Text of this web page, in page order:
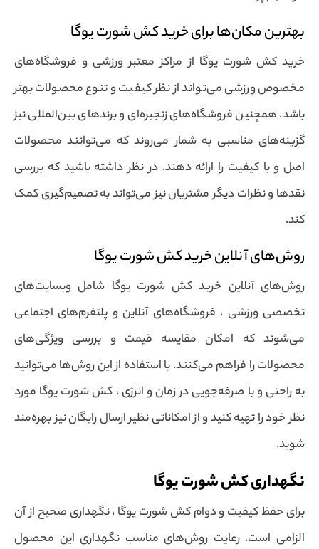
بهترین مکان‌ها برای خرید کش شورت یوگا
خرید کش شورت یوگا از مراکز معتبر ورزشی و فروشگاه‌های
مخصوص ورزشی می‌تواند از نظر کیفیت و تنوع محصولات بهتر
باشد. همچنین فروشگاه‌های زنجیره‌ای و برندهای بین‌المللی نیز
گزینه‌های مناسبی به شمار می‌روند که می‌توانند محصولات
اصل و با کیفیت را ارائه دهند. در نظر داشته باشید که بررسی
نقدها و نظرات دیگر مشتریان نیز می‌تواند به تصمیم‌گیری کمک
کند.
روش‌های آنلاین خرید کش شورت یوگا
روش‌های آنلاین خرید کش شورت یوگا شامل وبسایت‌های
تخصصی ورزشی ، فروشگاه‌های آنلاین و پلتفرم‌های اجتماعی
می‌شوند که امکان مقایسه قیمت و بررسی ویژگی‌های
محصولات را فراهم می‌کنند. با استفاده از این روش‌ها می‌توانید
به راحتی و با صرفه‌جویی در زمان و انرژی ، کش شورت یوگا مورد
نظر خود را تهیه کنید و از امکاناتی نظیر ارسال رایگان نیز بهره‌مند
شوید.
نگهداری کش شورت یوگا
برای حفظ کیفیت و دوام کش شورت یوگا ، نگهداری صحیح از آن
الزامی است. رعایت روش‌های مناسب نگهداری این محصول